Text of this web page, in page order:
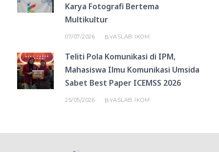
Karya Fotografi Bertema
Multikultur
07/07/2026 BYASLAB IKOM
Teliti Pola Komunikasi di IPM,
Mahasiswa Ilmu Komunikasi Umsida
Sabet Best Paper ICEMSS 2026
25/05/2026 BYASLAB IKOM